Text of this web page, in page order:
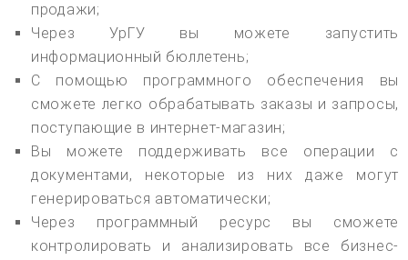
продажи;
Через УрГУ вы можете запустить
информационный бюллетень;
С помощью программного обеспечения вы
сможете легко обрабатывать заказы и запросы,
поступающие в интернет-магазин;
Вы можете поддерживать все операции с
документами, некоторые из них даже могут
генерироваться автоматически;
Через программный ресурс вы сможете
контролировать и анализировать все бизнес-